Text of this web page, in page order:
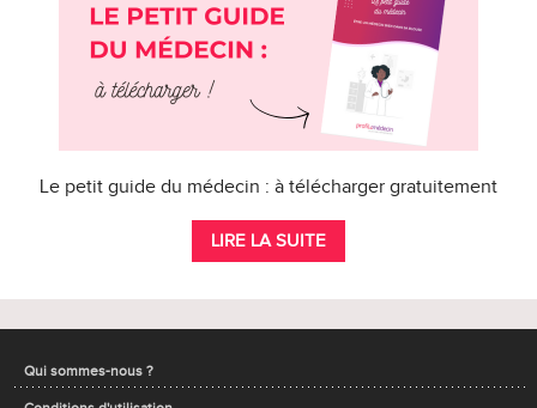
Le petit guide du médecin : à télécharger gratuitement
LIRE LA SUITE
Qui sommes-nous ?